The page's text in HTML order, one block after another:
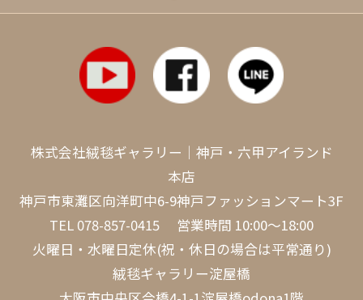
株式会社絨毯ギャラリー｜神戸・六甲アイランド
本店
神戸市東灘区向洋町中6-9神戸ファッションマート3F
TEL 078-857-0415 営業時間 10:00～18:00
火曜日・水曜日定休(祝・休日の場合は平常通り)
絨毯ギャラリー淀屋橋